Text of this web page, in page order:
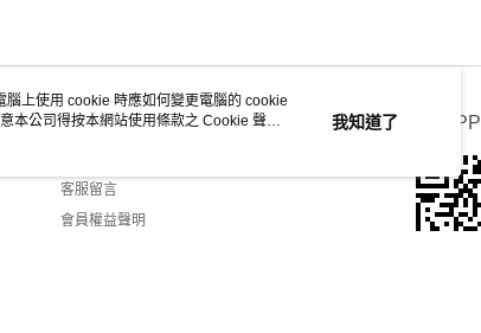
客服資訊
客服留言
會員權益聲明
官方APP
上使用 cookie 時應如何變更電腦的 cookie
本公司得按本網站使用條款之 Cookie 聲明
我知道了